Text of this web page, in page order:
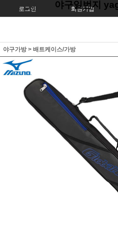
로그인 회원가입
야구일번지
야구가방> 배트케이스/가방